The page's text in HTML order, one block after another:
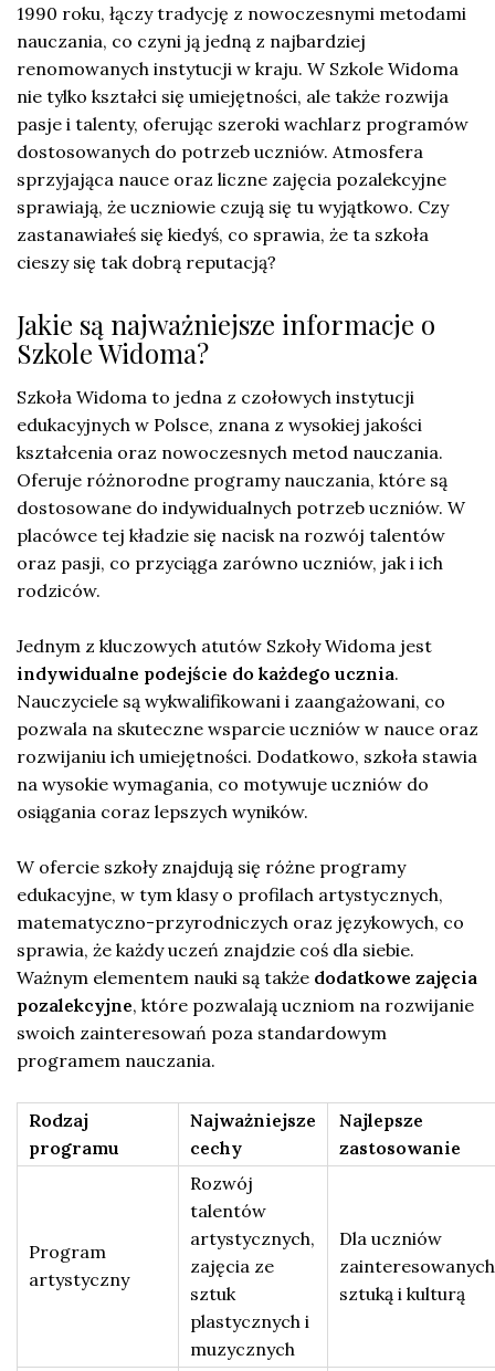
1990 roku, łączy tradycję z nowoczesnymi metodami
nauczania, co czyni ją jedną z najbardziej
renomowanych instytucji w kraju. W Szkole Widoma
nie tylko kształci się umiejętności, ale także rozwija
pasje i talenty, oferując szeroki wachlarz programów
dostosowanych do potrzeb uczniów. Atmosfera
sprzyjająca nauce oraz liczne zajęcia pozalekcyjne
sprawiają, że uczniowie czują się tu wyjątkowo. Czy
zastanawiałeś się kiedyś, co sprawia, że ta szkoła
cieszy się tak dobrą reputacją?
Jakie są najważniejsze informacje o
Szkole Widoma?
Szkoła Widoma to jedna z czołowych instytucji
edukacyjnych w Polsce, znana z wysokiej jakości
kształcenia oraz nowoczesnych metod nauczania.
Oferuje różnorodne programy nauczania, które są
dostosowane do indywidualnych potrzeb uczniów. W
placówce tej kładzie się nacisk na rozwój talentów
oraz pasji, co przyciąga zarówno uczniów, jak i ich
rodziców.
Jednym z kluczowych atutów Szkoły Widoma jest
indywidualne podejście do każdego ucznia.
Nauczyciele są wykwalifikowani i zaangażowani, co
pozwala na skuteczne wsparcie uczniów w nauce oraz
rozwijaniu ich umiejętności. Dodatkowo, szkoła stawia
na wysokie wymagania, co motywuje uczniów do
osiągania coraz lepszych wyników.
W ofercie szkoły znajdują się różne programy
edukacyjne, w tym klasy o profilach artystycznych,
matematyczno-przyrodniczych oraz językowych, co
sprawia, że każdy uczeń znajdzie coś dla siebie.
Ważnym elementem nauki są także dodatkowe zajęcia
pozalekcyjne, które pozwalają uczniom na rozwijanie
swoich zainteresowań poza standardowym
programem nauczania.
Rodzaj
programu
Najważniejsze
cechy
Najlepsze
zastosowanie
Program
artystyczny
Rozwój
talentów
artystycznych,
zajęcia ze
sztuk
plastycznych i
muzycznych
Dla uczniów
zainteresowanych
sztuką i kulturą